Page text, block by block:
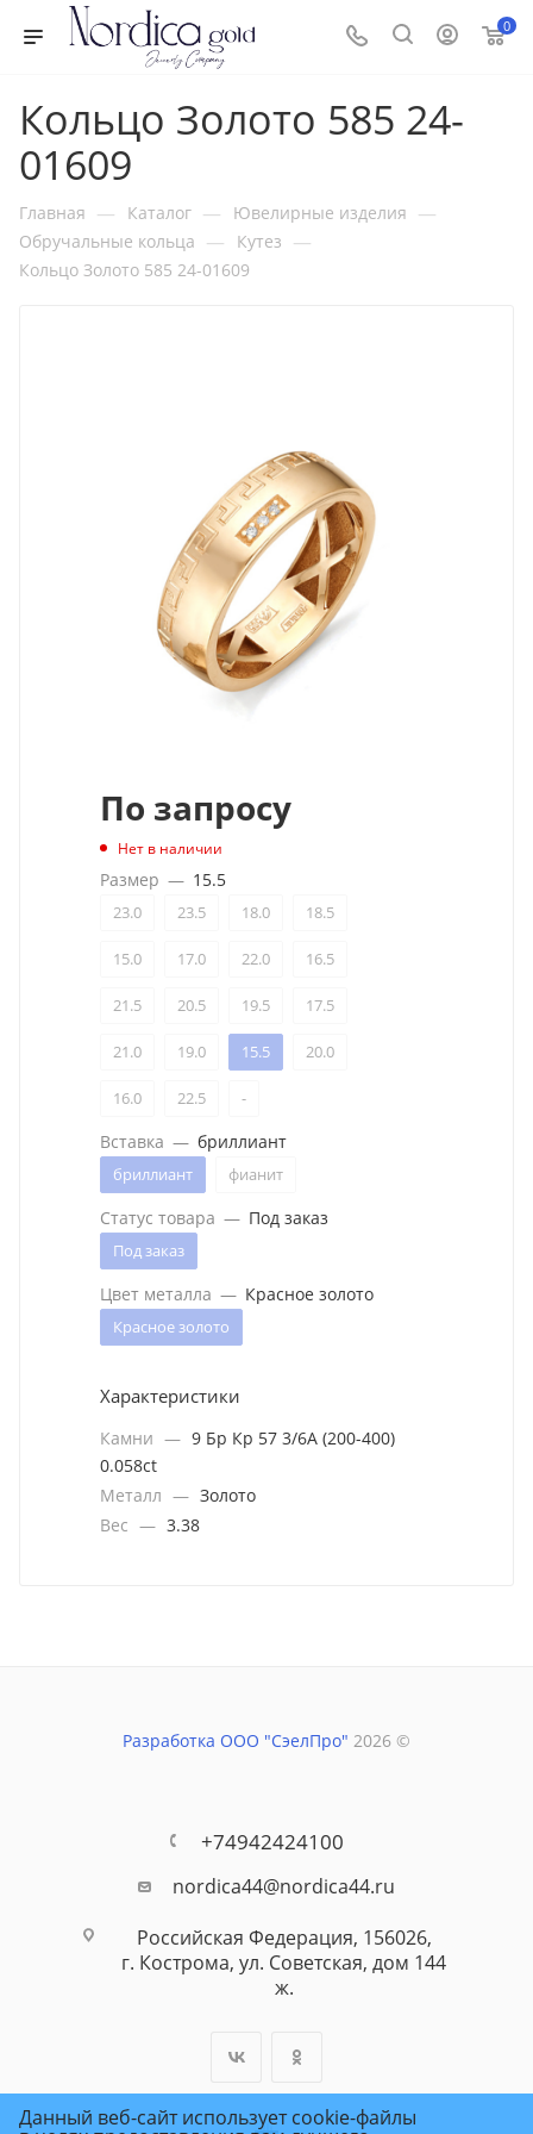
0
Кольцо Золото 585 24-
01609
Главная — Каталог — Ювелирные изделия —
Обручальные кольца — Кутез —
Кольцо Золото 585 24-01609
По запросу
Нет в наличии
Размер — 15.5
23.0 23.5 18.0 18.5
15.0 17.0 22.0 16.5
21.5 20.5 19.5 17.5
21.0 19.0 15.5 20.0
16.0 22.5 -
Вставка — бриллиант
бриллиант фианит
Статус товара — Под заказ
Под заказ
Цвет металла — Красное золото
Красное золото
Характеристики
Камни — 9 Бр Кр 57 3/6А (200-400)
0.058ct
Металл — Золото
Вес — 3.38
Разработка ООО "СэелПро" 2026 ©
+74942424100
nordica44@nordica44.ru
Российская Федерация, 156026,
г. Кострома, ул. Советская, дом 144
ж.
Данный веб-сайт использует cookie-файлы